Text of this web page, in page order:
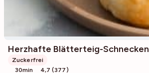
Herzhafte Blätterteig-Schnecken
Zuckerfrei
30min
4,7 (377)